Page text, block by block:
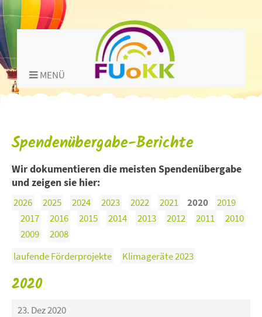
MENÜ
Spendenübergabe-Berichte
Wir dokumentieren die meisten Spendenübergabe
und zeigen sie hier:
2026 2025 2024 2023 2022 2021 2020
2019
2017
2016 2015 2014 2013 2012 2011
2010
2009
2008
laufende Förderprojekte
Klimageräte 2023
2020
23. Dez 2020